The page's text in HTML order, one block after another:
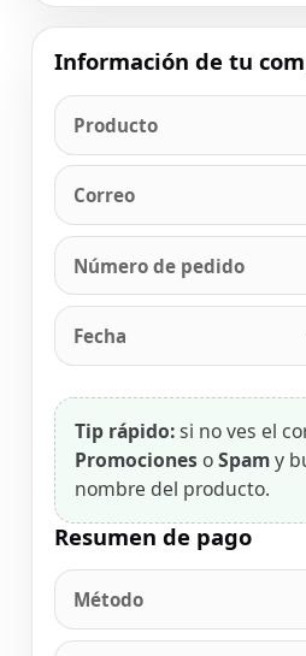
Información de tu
Producto
Correo
Número de pedido
Fecha
Tip rápido:si no ves el
PromocionesoSpamy
nombre del producto.
Resumen de pago
Método